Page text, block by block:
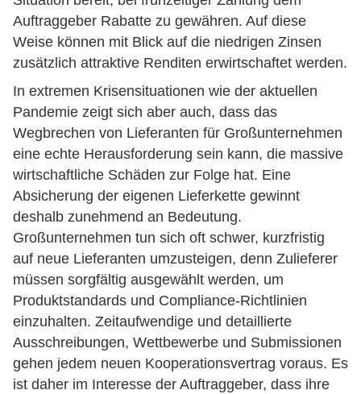
Auftraggeber Rabatte zu gewähren. Auf diese
Weise können mit Blick auf die niedrigen Zinsen
zusätzlich attraktive Renditen erwirtschaftet werden.
In extremen Krisensituationen wie der aktuellen
Pandemie zeigt sich aber auch, dass das
Wegbrechen von Lieferanten für Großunternehmen
eine echte Herausforderung sein kann, die massive
wirtschaftliche Schäden zur Folge hat. Eine
Absicherung der eigenen Lieferkette gewinnt
deshalb zunehmend an Bedeutung.
Großunternehmen tun sich oft schwer, kurzfristig
auf neue Lieferanten umzusteigen, denn Zulieferer
müssen sorgfältig ausgewählt werden, um
Produktstandards und Compliance-Richtlinien
einzuhalten. Zeitaufwendige und detaillierte
Ausschreibungen, Wettbewerbe und Submissionen
gehen jedem neuen Kooperationsvertrag voraus. Es
ist daher im Interesse der Auftraggeber, dass ihre